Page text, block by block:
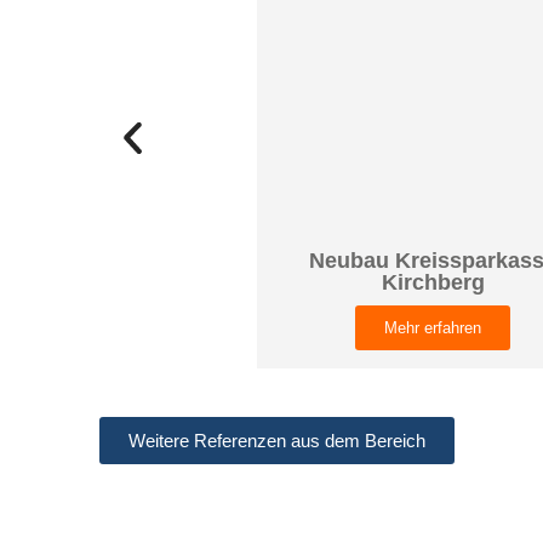
Neubau
Kirchberg
Mehr erfahren
Weitere Referenzen aus dem Bereich